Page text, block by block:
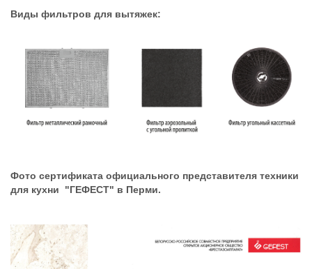
Виды фильтров для вытяжек:
Фото сертификата официального представителя техники
для кухни "ГЕФЕСТ" в Перми.